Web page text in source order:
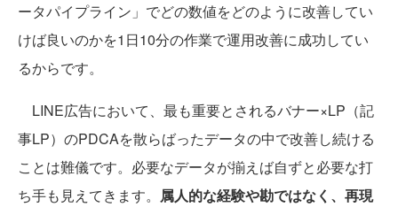
ータパイプライン」でどの数値をどのように改善してい
けば良いのかを1日10分の作業で運用改善に成功してい
るからです。
LINE広告において、最も重要とされるバナー×LP（記
事LP）のPDCAを散らばったデータの中で改善し続ける
ことは難儀です。必要なデータが揃えば自ずと必要な打
ち手も見えてきます。 属人的な経験や勘ではなく、再現